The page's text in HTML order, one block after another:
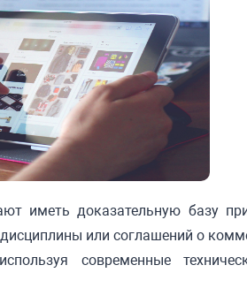
иметь доказательную базу
или соглашений о
современные